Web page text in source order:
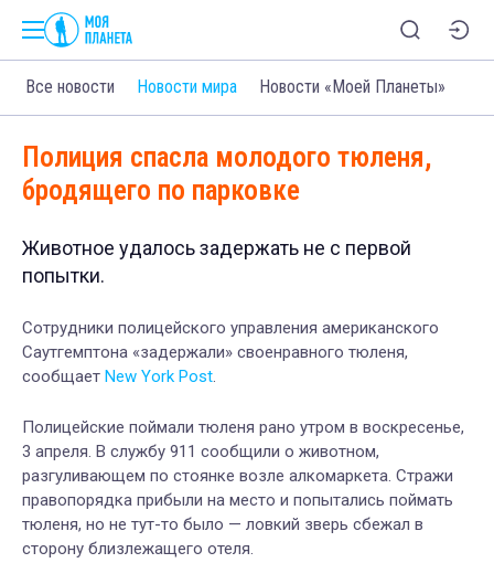
Все новости Новости мира Новости «Моей Планеты»
Полиция спасла молодого тюленя,
бродящего по парковке
Животное удалось задержать не с первой
попытки.
Сотрудники полицейского управления американского
Саутгемптона «задержали» своенравного тюленя,
сообщает New York Post.
Полицейские поймали тюленя рано утром в воскресенье,
3 апреля. В службу 911 сообщили о животном,
разгуливающем по стоянке возле алкомаркета. Стражи
правопорядка прибыли на место и попытались поймать
тюленя, но не тут-то было — ловкий зверь сбежал в
сторону близлежащего отеля.